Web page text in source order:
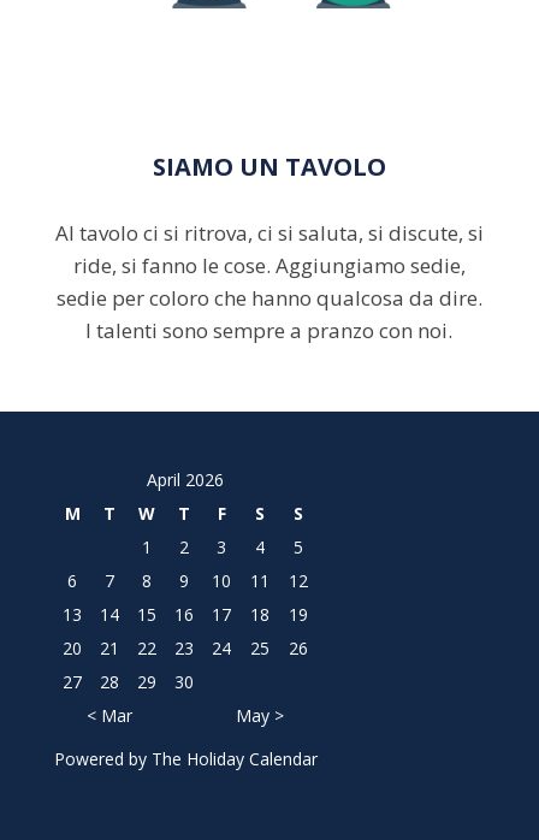
SIAMO UN TAVOLO
Al tavolo ci si ritrova, ci si saluta, si discute, si
ride, si fanno le cose. Aggiungiamo sedie,
sedie per coloro che hanno qualcosa da dire.
I talenti sono sempre a pranzo con noi.
April 2026
M
T W T F S
S
1
2 3 4
5
6
7 8 9 10 11
12
13
14 15 16 17 18
19
20
21 22 23 24 25
26
27
28 29
30
< Mar
May >
Powered by The Holiday Calendar